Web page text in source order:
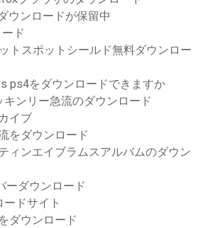
ウンロードが保留中
ド
トスポットシールド無料ダウンロー
ps4をダウンロードできますか
キンリー急流のダウンロード
イブ
をダウンロード
ィンエイブラムスアルバムのダウン
ーダウンロード
ドサイト
ダウンロード